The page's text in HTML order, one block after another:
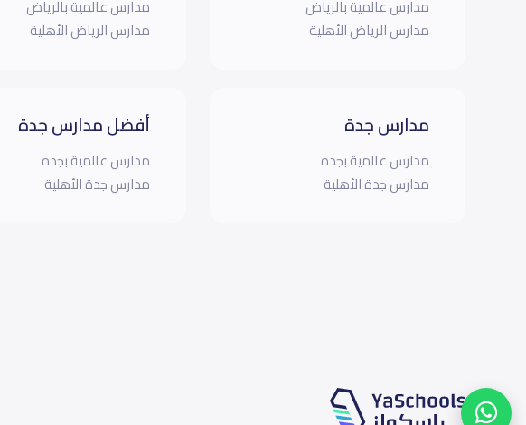
مدارس عالمية بالرياض
مدارس الرياض الأهلية
مدارس جدة
مدارس عالمية بجده
مدارس جدة الأهلية
مدارس عالمية بالرياض
مدارس الرياض الأهلية
أفضل مدارس جدة
مدارس عالمية بجده
مدارس جدة الأهلية